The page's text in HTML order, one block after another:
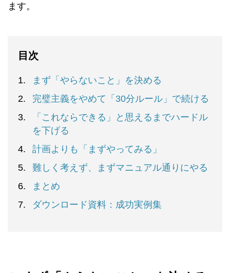
ます。
目次
まず「やらないこと」を決める
完璧主義をやめて「30分ルール」で続ける
「これならできる」と思えるまでハードル
を下げる
計画よりも「まずやってみる」
難しく考えず、まずマニュアル通りにやる
まとめ
ダウンロード資料：成功実例集